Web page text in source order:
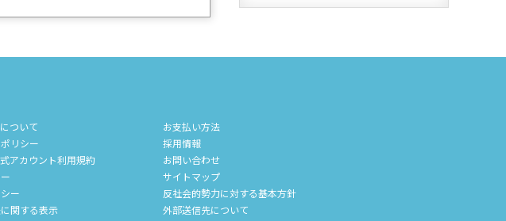
ついて
リシー
アカウント利用規約
ー
関する表示
お支払い方法
採用情報
お問い合わせ
サイトマップ
反社会的勢力に対する基本方針
外部送信先について